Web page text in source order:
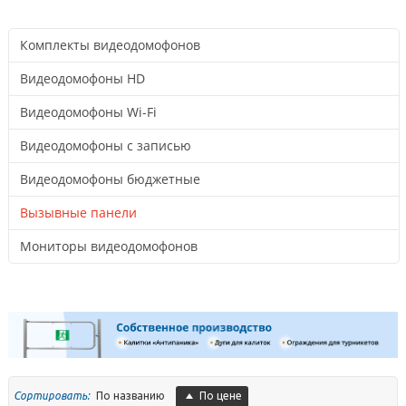
Комплекты видеодомофонов
Видеодомофоны HD
Видеодомофоны Wi-Fi
Видеодомофоны с записью
Видеодомофоны бюджетные
Вызывные панели
Мониторы видеодомофонов
Сортировать: По названию По цене